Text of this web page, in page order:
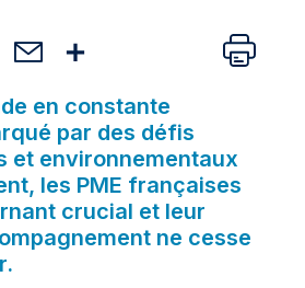
en constante
par des défis
et environnementaux
les PME françaises
crucial et leur
ne cesse